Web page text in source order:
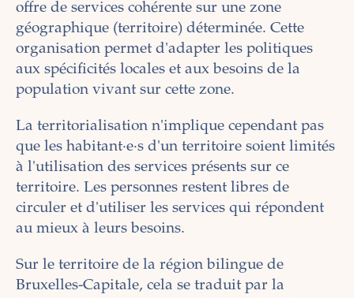
offre de services cohérente sur une zone
géographique (territoire) déterminée. Cette
organisation permet d'adapter les politiques
aux spécificités locales et aux besoins de la
population vivant sur cette zone.
La territorialisation n'implique cependant pas
que les habitant·e·s d'un territoire soient limités
à l'utilisation des services présents sur ce
territoire. Les personnes restent libres de
circuler et d'utiliser les services qui répondent
au mieux à leurs besoins.
Sur le territoire de la région bilingue de
Bruxelles-Capitale, cela se traduit par la